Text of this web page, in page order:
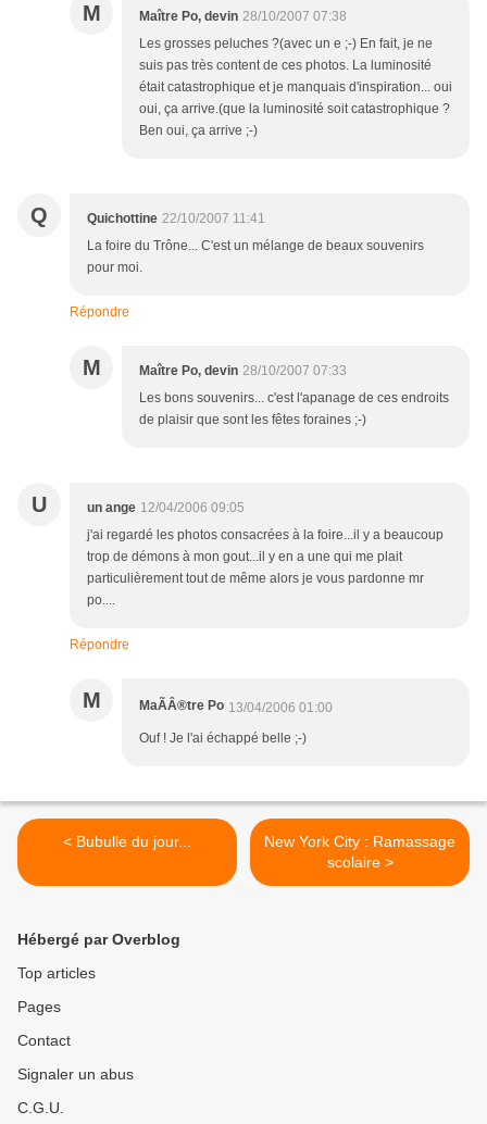
M Maître Po, devin 28/10/2007 07:38
Les grosses peluches ?(avec un e ;-) En fait, je ne
suis pas très content de ces photos. La luminosité
était catastrophique et je manquais d'inspiration... oui
oui, ça arrive.(que la luminosité soit catastrophique ?
Ben oui, ça arrive ;-)
Q Quichottine 22/10/2007 11:41
La foire du Trône... C'est un mélange de beaux souvenirs
pour moi.
Répondre
M Maître Po, devin 28/10/2007 07:33
Les bons souvenirs... c'est l'apanage de ces endroits
de plaisir que sont les fêtes foraines ;-)
U un ange 12/04/2006 09:05
j'ai regardé les photos consacrées à la foire...il y a beaucoup
trop de démons à mon gout...il y en a une qui me plait
particulièrement tout de même alors je vous pardonne mr
po....
Répondre
M MaÃÂ®tre Po 13/04/2006 01:00
Ouf ! Je l'ai échappé belle ;-)
< Bubulle du jour...
New York City : Ramassage
scolaire >
Hébergé par Overblog
Top articles
Pages
Contact
Signaler un abus
C.G.U.